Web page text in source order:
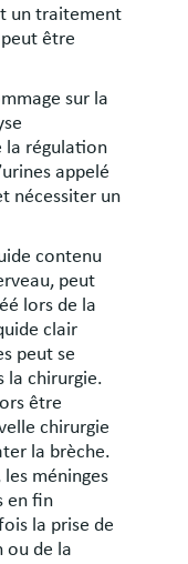
un traitement
être
sur la
la régulation
appelé
nécessiter un
contenu
peut
lors de la
clair
peut se
la chirurgie.
être
chirurgie
la brèche.
méninges
en fin
la prise de
ou de la